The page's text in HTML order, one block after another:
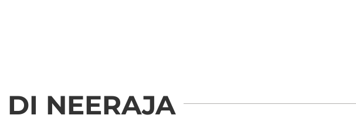
DI NEERAJA